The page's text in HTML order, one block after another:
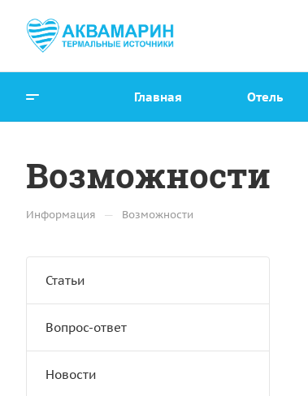
Главная Отель
Возможности
Информация — Возможности
Статьи
Вопрос-ответ
Новости